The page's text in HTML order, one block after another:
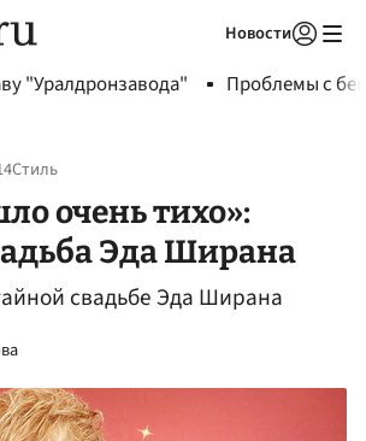
Новости
"Уралдронзавода" Проблемы с
Стиль
очень тихо»:
Эда Ширана
свадьбе Эда Ширана